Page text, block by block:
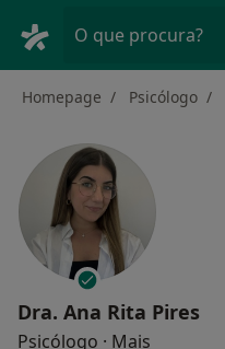
O que procura?
Homepage Psicólogo
Dra. Ana Rita Pires
Psicólogo · Mais